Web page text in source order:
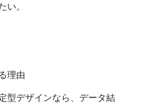
い。
理由
型デザインなら、データ結